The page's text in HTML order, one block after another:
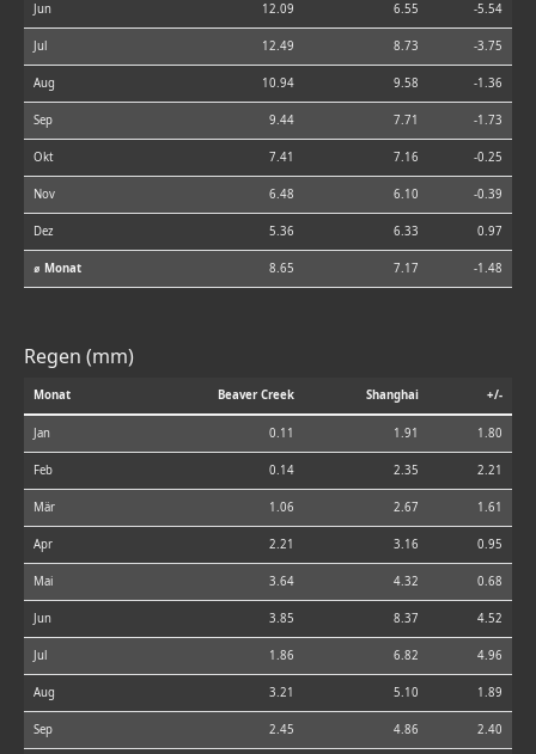
Jun 12.09 6.55 -5.54
Jul 12.49 8.73 -3.75
Aug 10.94 9.58 -1.36
Sep 9.44 7.71 -1.73
Okt 7.41 7.16 -0.25
Nov 6.48 6.10 -0.39
Dez 5.36 6.33 0.97
⌀ Monat 8.65 7.17 -1.48
Regen (mm)
Monat Beaver Creek Shanghai +/-
Jan 0.11 1.91 1.80
Feb 0.14 2.35 2.21
Mär 1.06 2.67 1.61
Apr 2.21 3.16 0.95
Mai 3.64 4.32 0.68
Jun 3.85 8.37 4.52
Jul 1.86 6.82 4.96
Aug 3.21 5.10 1.89
Sep 2.45 4.86 2.40